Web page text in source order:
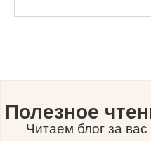
Полезное
Читаем блог за